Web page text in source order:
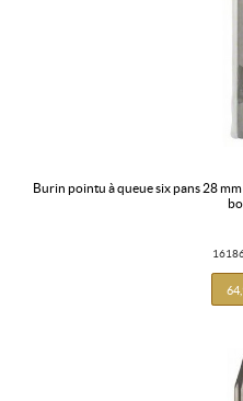
burin pointu à queue six pans 28 mm 520 mm burin pointu - 1618600019 -